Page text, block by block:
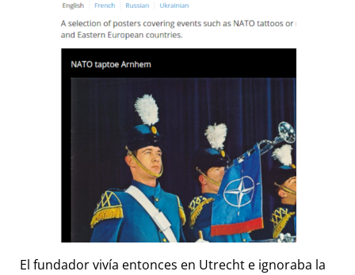
El fundador vivía entonces en Utrecht e ignoraba la